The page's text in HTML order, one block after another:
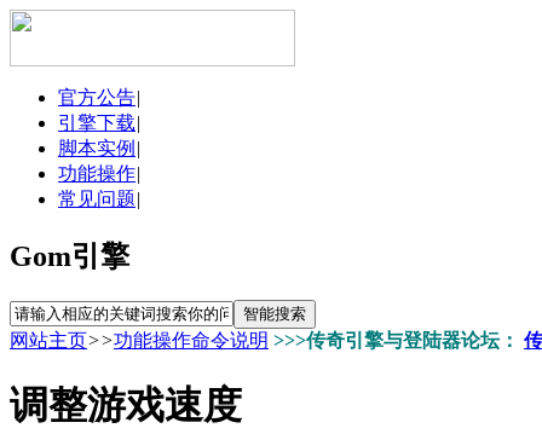
官方公告|
引擎下载|
脚本实例 |
功能操作|
常见问题|
Gom引擎
网站主页>>功能操作命令说明 >>>传奇引擎与登陆器论坛：
调整游戏速度